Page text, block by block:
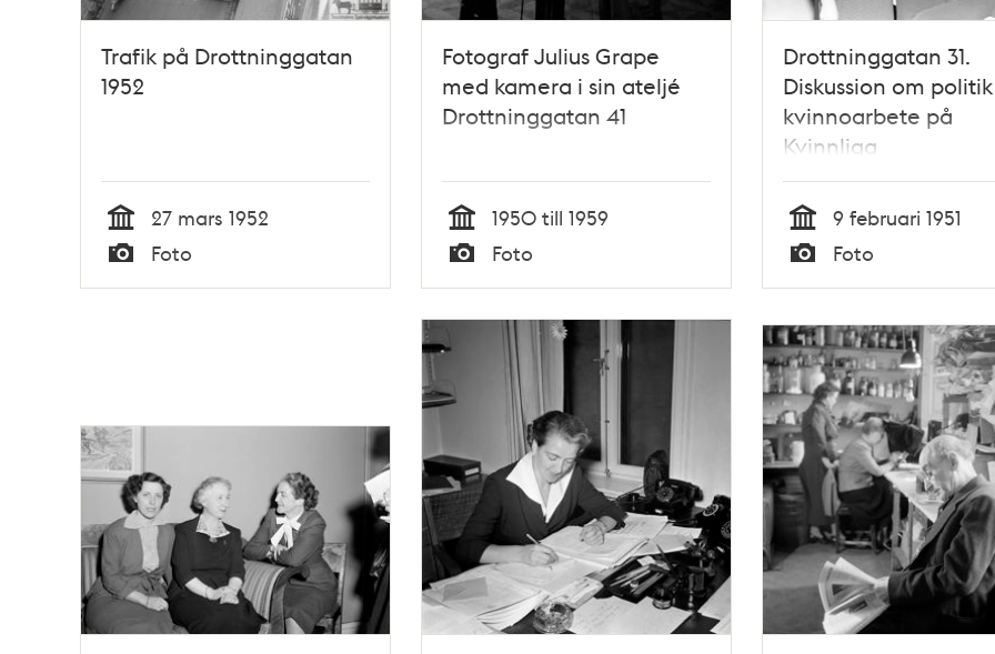
Trafik på Drottninggatan
1952
Tid
27 mars 1952
Typ
Foto
Fotograf Julius Grape
med kamera i sin ateljé
Drottninggatan 41
Tid
1950 till 1959
Typ
Foto
Drottninggatan 31.
Diskussion om
kvinnoarbete på
Kvinnliga
Kontoristföreningen.
okänd, Agda Rössel
Lisa Svanberg
Tid
9 februari 1951
Typ
Foto